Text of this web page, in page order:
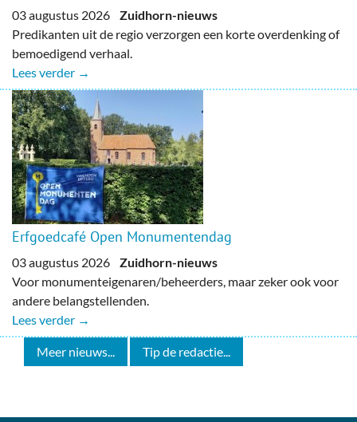
03 augustus 2026 Zuidhorn-nieuws
Predikanten uit de regio verzorgen een korte overdenking of
bemoedigend verhaal.
Lees verder →
Erfgoedcafé Open Monumentendag
03 augustus 2026 Zuidhorn-nieuws
Voor monumenteigenaren/beheerders, maar zeker ook voor
andere belangstellenden.
Lees verder →
Meer nieuws... Tip de redactie...